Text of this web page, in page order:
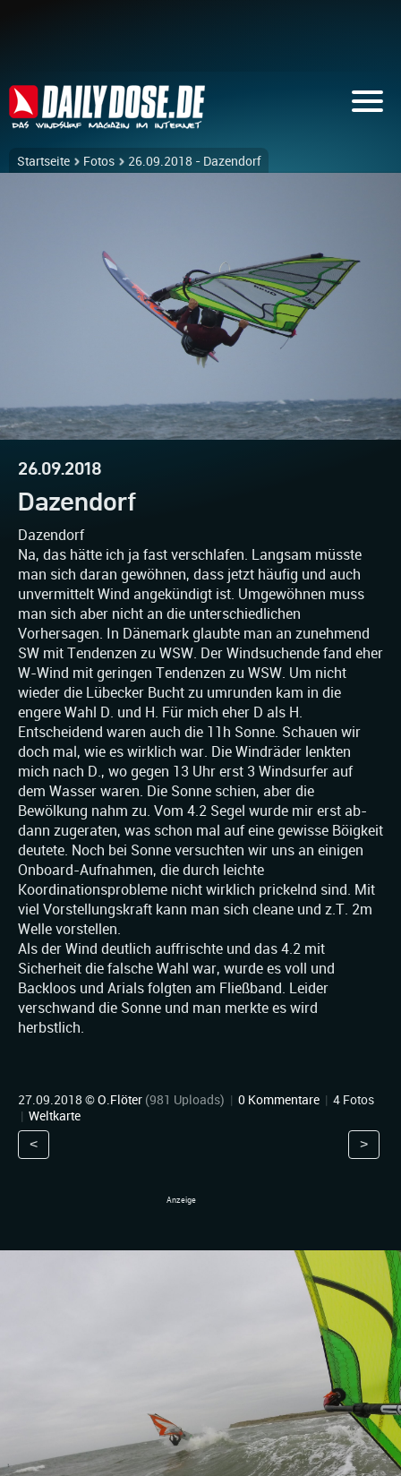
Startseite Fotos 26.09.2018 - Dazendorf
26.09.2018
Dazendorf
Dazendorf
Na, das hätte ich ja fast verschlafen. Langsam müsste
man sich daran gewöhnen, dass jetzt häufig und auch
unvermittelt Wind angekündigt ist. Umgewöhnen muss
man sich aber nicht an die unterschiedlichen
Vorhersagen. In Dänemark glaubte man an zunehmend
SW mit Tendenzen zu WSW. Der Windsuchende fand eher
W-Wind mit geringen Tendenzen zu WSW. Um nicht
wieder die Lübecker Bucht zu umrunden kam in die
engere Wahl D. und H. Für mich eher D als H.
Entscheidend waren auch die 11h Sonne. Schauen wir
doch mal, wie es wirklich war. Die Windräder lenkten
mich nach D., wo gegen 13 Uhr erst 3 Windsurfer auf
dem Wasser waren. Die Sonne schien, aber die
Bewölkung nahm zu. Vom 4.2 Segel wurde mir erst ab-
dann zugeraten, was schon mal auf eine gewisse Böigkeit
deutete. Noch bei Sonne versuchten wir uns an einigen
Onboard-Aufnahmen, die durch leichte
Koordinationsprobleme nicht wirklich prickelnd sind. Mit
viel Vorstellungskraft kann man sich cleane und z.T. 2m
Welle vorstellen.
Als der Wind deutlich auffrischte und das 4.2 mit
Sicherheit die falsche Wahl war, wurde es voll und
Backloos und Arials folgten am Fließband. Leider
verschwand die Sonne und man merkte es wird
herbstlich.
27.09.2018 ©O.Flöter (981 Uploads) | 0 Kommentare | 4 Fotos
| Weltkarte
< >